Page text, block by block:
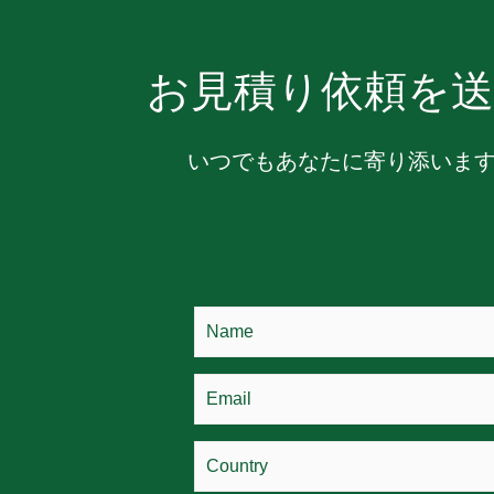
お見積り依頼を
いつでもあなたに寄り添いま